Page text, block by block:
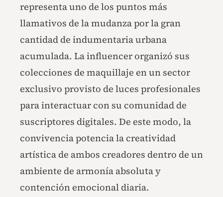
representa uno de los puntos más
llamativos de la mudanza por la gran
cantidad de indumentaria urbana
acumulada. La influencer organizó sus
colecciones de maquillaje en un sector
exclusivo provisto de luces profesionales
para interactuar con su comunidad de
suscriptores digitales. De este modo, la
convivencia potencia la creatividad
artística de ambos creadores dentro de un
ambiente de armonía absoluta y
contención emocional diaria.